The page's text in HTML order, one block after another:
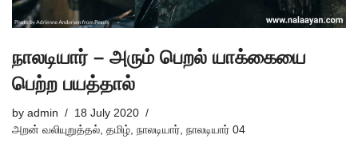
நாலடியார் – அரும் பெறல் யாக்கையை
பெற்ற பயத்தால்
by admin
18 July 2020
அறன் வலியுறுத்தல் தமிழ் நாலடியார் நாலடியார் 04